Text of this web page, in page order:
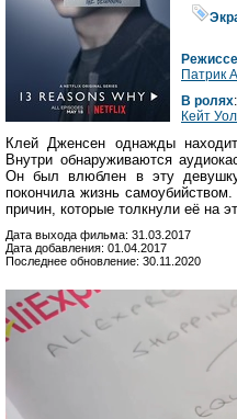
Патрик
В ролях:
Кейт
Клей Дженсен однажды
Внутри обнаруживаются
Он был влюблен в эту
покончила жизнь
причин, которые толкнули её на
Дата выхода фильма: 31.03.2017
Дата добавления: 01.04.2017
Последнее обновление: 30.11.2020